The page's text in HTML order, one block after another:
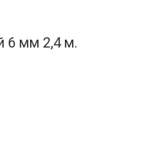
6 мм 2,4 м.